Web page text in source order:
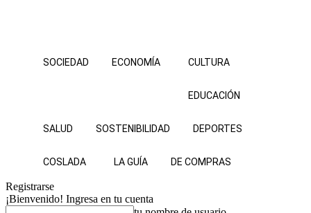
SOCIEDAD ECONOMÍA CULTURA
EDUCACIÓN
SALUD SOSTENIBILIDAD DEPORTES
COSLADA LA GUÍA DE COMPRAS
Registrarse
¡Bienvenido! Ingresa en tu cuenta